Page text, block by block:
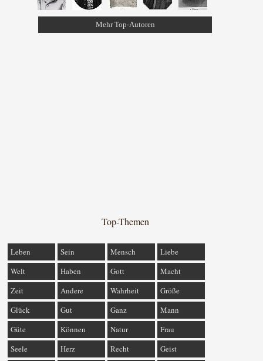
Mehr Top-Autoren
Top-Themen
Leben Sein Mensch
Liebe
Welt
Haben Gott
Macht
Zeit
Andere Wahrheit
Größe
Glück
Gut Ganz
Mann
Güte
Können Natur
Frau
Seele
Herz Recht Geist